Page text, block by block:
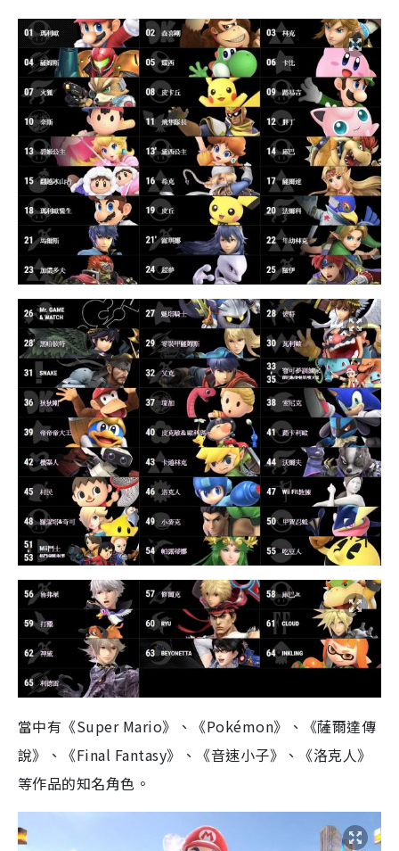
當中有《Super Mario》、《Pokémon》、《薩爾達傳
說》、《Final Fantasy》、《音速小子》、《洛克人》
等作品的知名角色。